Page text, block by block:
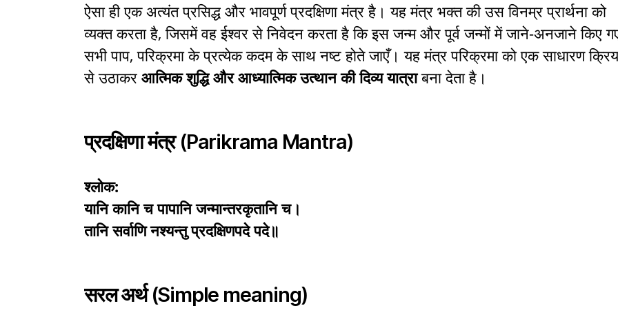
ऐसा ही एक अत्यंत प्रसिद्ध और भावपूर्ण प्रदक्षिणा मंत्र है। यह मंत्र भक्त की उस विनम्र प्रार्थना को
व्यक्त करता है, जिसमें वह ईश्वर से निवेदन करता है कि इस जन्म और पूर्व जन्मों में जाने-अनजाने किए
सभी पाप, परिक्रमा के प्रत्येक कदम के साथ नष्ट होते जाएँ। यह मंत्र परिक्रमा को एक साधारण
से उठाकर आत्मिक शुद्धि और आध्यात्मिक उत्थान की दिव्य यात्राबना देता है।
प्रदक्षिणा मंत्र (Parikrama Mantra)
श्लोक:
यानि कानि च पापानि जन्मान्तरकृतानि च।
तानि सर्वाणि नश्यन्तु प्रदक्षिणपदे पदे॥
सरल अर्थ (Simple meaning)